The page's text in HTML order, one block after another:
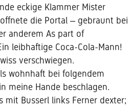
eckige Klammer Mister
die Portal – gebraunt bei
anderem As part of
leibhaftige Coca-Cola-Mann!
verschwiegen.
wohnhaft bei folgendem
meine Hande beschlagen.
mit Busserl links Ferner dexter;